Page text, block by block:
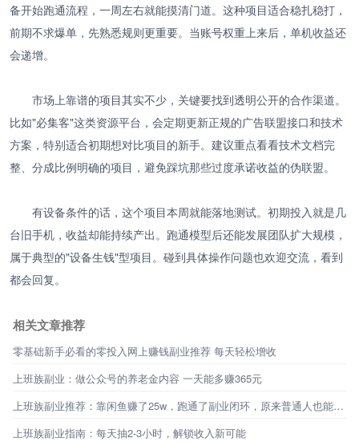
备开始跑通流程，一周左右就能摸清门道。这种项目适合稳扎稳打，
前期不求爆单，先熟悉规则更重要。当账号权重上来后，单机收益还
会递增。
市场上靠谱的项目其实不少，关键要找到透明公开的合作渠道。
比如"必集客"这类资源平台，会定期更新正规的广告联盟接口和技术
方案，特别适合初期想对比项目的新手。建议重点看看技术文档完
整、分成比例明确的项目，避免踩坑那些过度承诺收益的伪联盟。
有设备条件的话，这个项目本周就能落地测试。初期投入就是几
台旧手机，收益却能持续产出。跑通模型后还能发展团队扩大规模，
属于典型的"设备生钱"型项目。碰到具体操作问题也欢迎交流，看到
都会回复。
相关文章推荐
零基础新手必看的零投入网上赚钱副业推荐 每天轻松增收
上班族副业：做公众号的养老金内容 一天能多赚365元
上班族副业推荐：靠闲鱼赚了25w，跑通了副业闭环，原来普通人也能不靠工资生活
上班族副业指南：每天抽2-3小时，解锁收入新可能